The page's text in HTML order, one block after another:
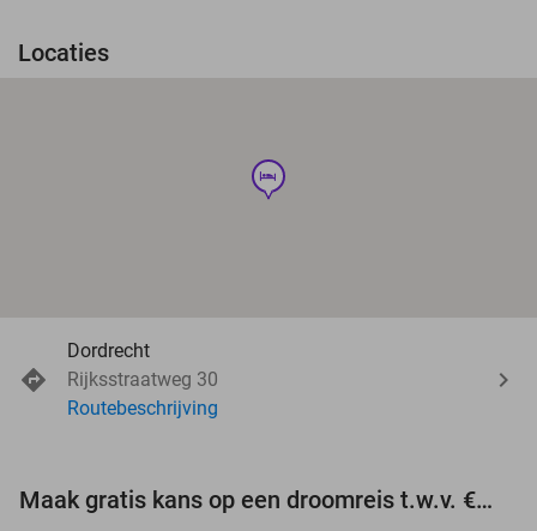
Locaties
hotel
Dordrecht
Rijksstraatweg 30
Routebeschrijving
Maak gratis kans op een droomreis t.w.v. €3.000!